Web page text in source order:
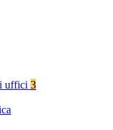
uffici 3